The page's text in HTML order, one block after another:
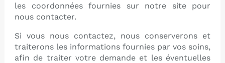
les coordonnées fournies sur notre site pour
nous contacter.
Si vous nous contactez, nous conserverons et
traiterons les informations fournies par vos soins,
afin de traiter votre demande et les éventuelles